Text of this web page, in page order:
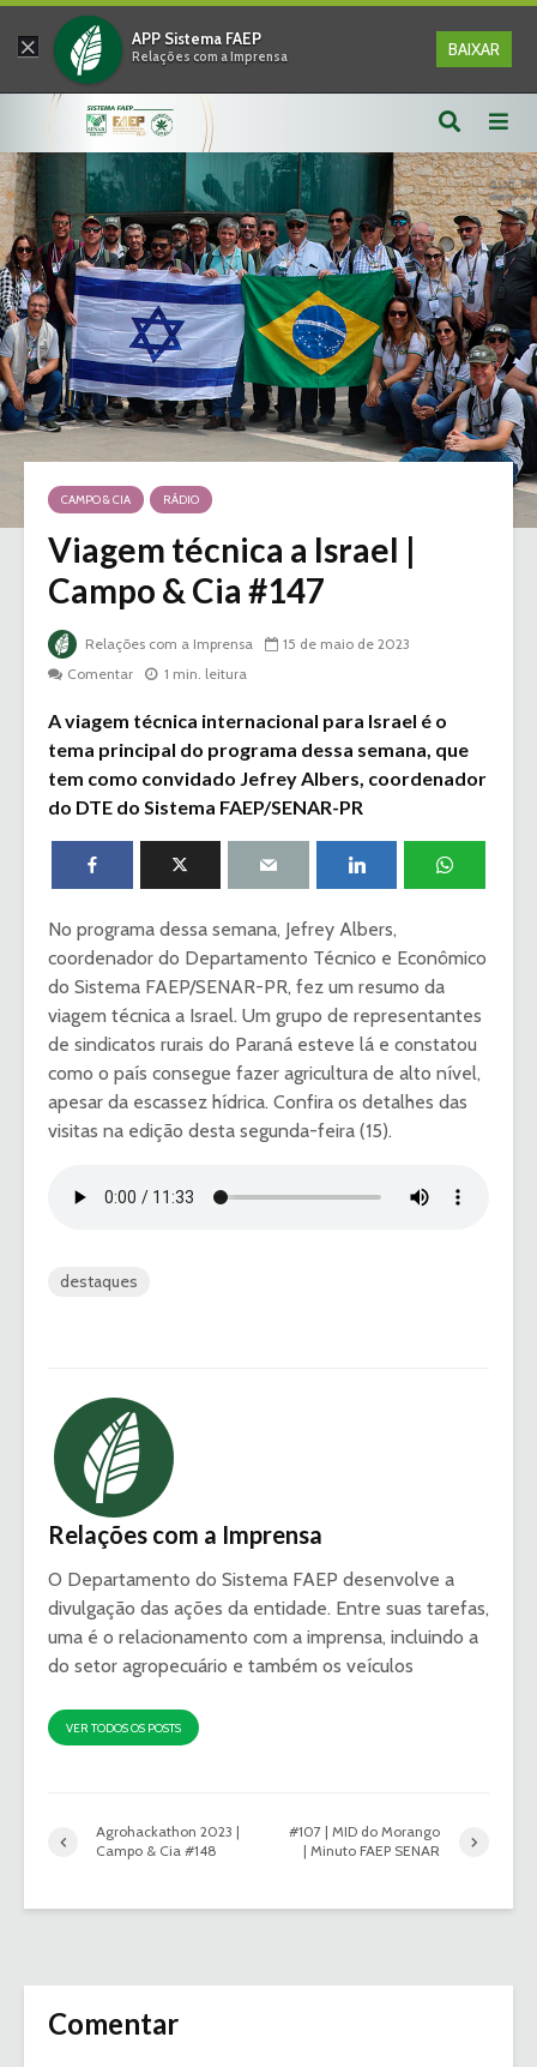
× APP Sistema FAEP
Relações com a Imprensa BAIXAR
CAMPO & CIA RÁDIO
Viagem técnica a Israel |
Campo & Cia #147
Relações com a Imprensa
15 de maio de 2023
Comentar
1 min. leitura
A viagem técnica internacional para Israel é o
tema principal do programa dessa semana, que
tem como convidado Jefrey Albers, coordenador
do DTE do Sistema FAEP/SENAR-PR
No programa dessa semana, Jefrey Albers,
coordenador do Departamento Técnico e Econômico
do Sistema FAEP/SENAR-PR, fez um resumo da
viagem técnica a Israel. Um grupo de representantes
de sindicatos rurais do Paraná esteve lá e constatou
como o país consegue fazer agricultura de alto nível,
apesar da escassez hídrica. Confira os detalhes das
visitas na edição desta segunda-feira (15).
destaques
Relações com a Imprensa
O Departamento do Sistema FAEP desenvolve a
divulgação das ações da entidade. Entre suas tarefas,
uma é o relacionamento com a imprensa, incluindo a
do setor agropecuário e também os veículos
VER TODOS OS POSTS
Agrohackathon 2023 |
Campo & Cia #148
#107 | MID do Morango
| Minuto FAEP SENAR
Comentar